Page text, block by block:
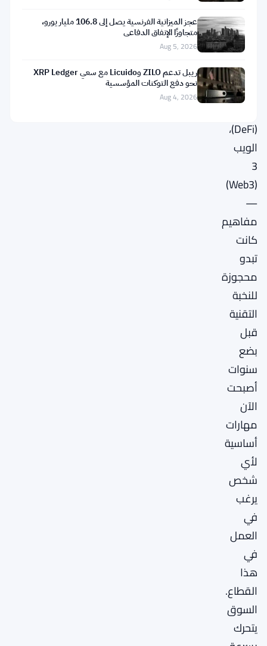
الصفر.
العقود
الذكية،
التمويل
(DeFi)،
الويب
3
(Web3)
—
مفاهيم
كانت
تبدو
محجوزة
للنخبة
التقنية
قبل
بضع
سنوات
أصبحت
الآن
مهارات
أساسية
لأي
شخص
يرغب
في
العمل
في
هذا
القطاع.
السوق
يتحرك
عجز الميزانية الفرنسية يصل إلى 106.8 مليار يورو،
متجاوزًا الإنفاق الدفاعي
Aug 5, 2026
ريبل تدعم ZILO وLicuido مع سعي XRP Ledger
نحو دفع التوكنات المؤسسية
Aug 4, 2026